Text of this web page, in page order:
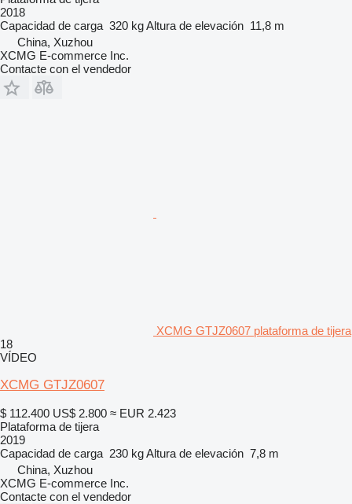
2018
Capacidad de carga 320 kgAltura de elevación 11,8 m
China, Xuzhou
XCMG E-commerce Inc.
Contacte con el vendedor
XCMG GTJZ0607 plataforma de tijera
18
VÍDEO
XCMG GTJZ0607
$ 112.400 US$ 2.800 ≈ EUR 2.423
Plataforma de tijera
2019
Capacidad de carga 230 kgAltura de elevación 7,8 m
China, Xuzhou
XCMG E-commerce Inc.
Contacte con el vendedor